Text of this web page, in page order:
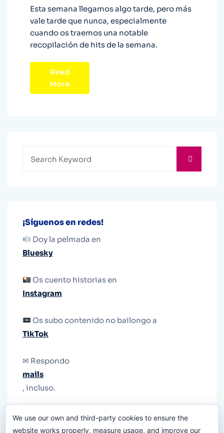
Esta semana llegamos algo tarde, pero más
vale tarde que nunca, especialmente
cuando os traemos una notable
recopilación de hits de la semana.
Read
More
¡Síguenos en redes!
Doy la pelmada en
Bluesky
Os cuento historias en
Instagram
Os subo contenido no bailongo a
TikTok
✉ Respondo
mails
, incluso.
le quiten el teléfono.
We use our own and third-party cookies to ensure the
website works properly, measure usage, and improve our